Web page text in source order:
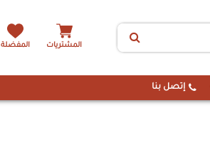
المشتريات المفضلة
إتصل بنا